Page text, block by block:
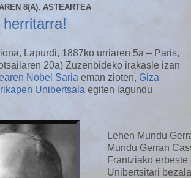
8(A), ASTEARTEA
Lapurdi, 1887ko urriaren 5a – Paris,
20a) Zuzenbideko irakasle izan
Nobel Saria eman zioten, Giza
Unibertsala egiten lagundu
Lehen Mundu
Mundu Gerran
Frantziako
Unibertsitari